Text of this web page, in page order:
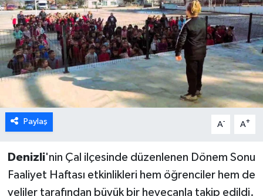
Paylaş A- A+
Denizli'nin Çal ilçesinde düzenlenen Dönem Sonu
Faaliyet Haftası etkinlikleri hem öğrenciler hem de
veliler tarafından büyük bir heyecanla takip edildi.